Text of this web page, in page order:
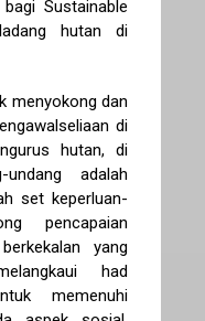
Sustainable
hutan di
menyokong dan
di
hutan, di
adalah
set keperluan-
pencapaian
yang
had
memenuhi